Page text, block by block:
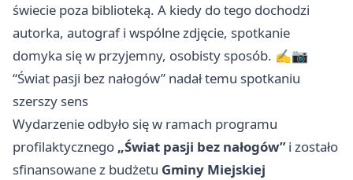
świecie poza biblioteką. A kiedy do tego dochodzi
autorka, autograf i wspólne zdjęcie, spotkanie
domyka się w przyjemny, osobisty sposób. ✍️📷
“Świat pasji bez nałogów” nadał temu spotkaniu
szerszy sens
Wydarzenie odbyło się w ramach programu
profilaktycznego „Świat pasji bez nałogów”i zostało
sfinansowane z budżetu Gminy Miejskiej